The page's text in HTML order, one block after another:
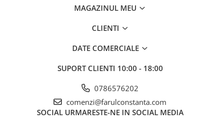
MAGAZINUL MEU
CLIENTI
DATE COMERCIALE
SUPORT CLIENTI 10:00 - 18:00
0786576202
comenzi@farulconstanta.com
SOCIAL URMARESTE-NE IN SOCIAL MEDIA